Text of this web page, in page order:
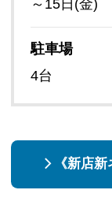
～15日(金)
駐車場
4台
《新店